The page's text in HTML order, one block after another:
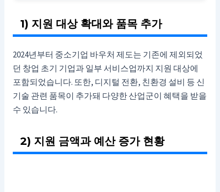
1) 지원 대상 확대와 품목 추가
2024년부터 중소기업 바우처 제도는 기존에 제외되었
던 창업 초기 기업과 일부 서비스업까지 지원 대상에
포함되었습니다. 또한, 디지털 전환, 친환경 설비 등 신
기술 관련 품목이 추가돼 다양한 산업군이 혜택을 받을
수 있습니다.
2) 지원 금액과 예산 증가 현황